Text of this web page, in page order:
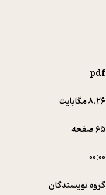
pdf
8.۲۶ مگابایت
65 صفحه
۰۰:۰۰
گروه نویسندگان